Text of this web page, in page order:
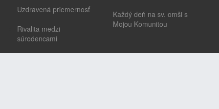
Uzdravená priemernosť
Rivalita medzi
súrodencami
Každý deň na sv. omši s
Mojou Komunitou